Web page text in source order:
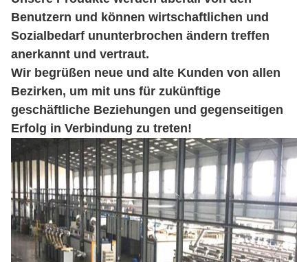
Benutzern und können wirtschaftlichen und
Sozialbedarf ununterbrochen ändern treffen
anerkannt und vertraut.
Wir begrüßen neue und alte Kunden von allen
Bezirken, um mit uns für zukünftige
geschäftliche Beziehungen und gegenseitigen
Erfolg in Verbindung zu treten!